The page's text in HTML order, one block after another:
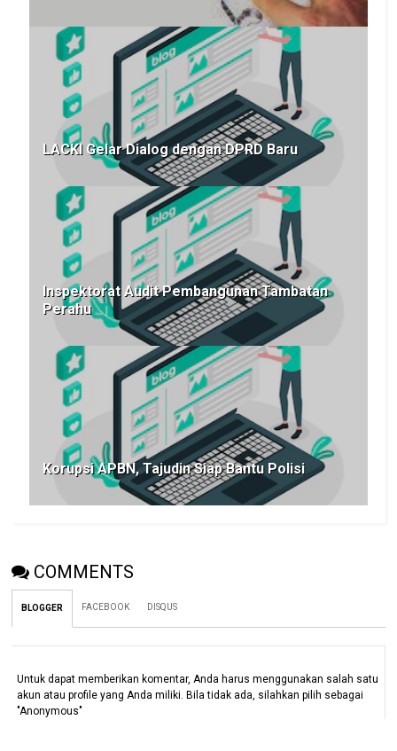
LACKI Gelar Dialog dengan DPRD Baru
Inspektorat Audit Pembangunan Tambatan
Perahu
Korupsi APBN, Tajudin Siap Bantu Polisi
COMMENTS
BLOGGER FACEBOOK DISQUS
Untuk dapat memberikan komentar, Anda harus menggunakan salah satu
akun atau profile yang Anda miliki. Bila tidak ada, silahkan pilih sebagai
"Anonymous"